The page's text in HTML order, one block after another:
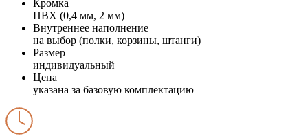
Кромка
ПВХ (0,4 мм, 2 мм)
Внутреннее наполнение
на выбор (полки, корзины, штанги)
Размер
индивидуальный
Цена
указана за базовую комплектацию